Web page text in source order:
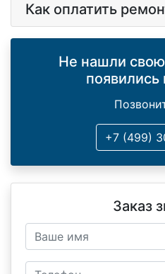
Как оплатить
Не нашли
появились
+7 (499)
Заказ